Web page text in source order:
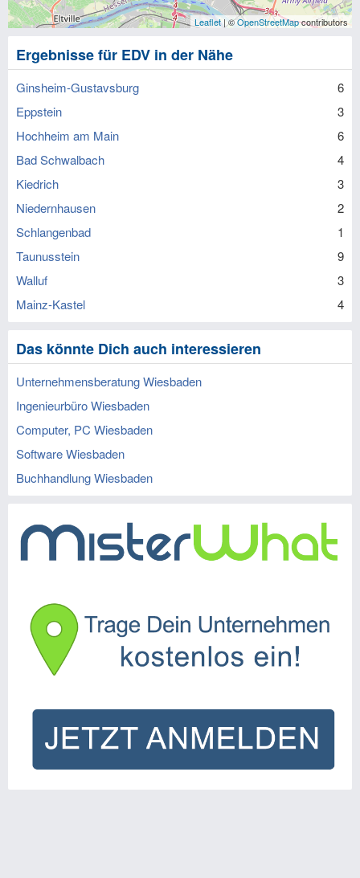
Leaflet| ©OpenStreetMapcontributors
Ergebnisse für EDV in der Nähe
Ginsheim-Gustavsburg
6
Eppstein
3
Hochheim am Main
6
Bad Schwalbach
4
Kiedrich
3
Niedernhausen
2
Schlangenbad
1
Taunusstein
9
Walluf
3
Mainz-Kastel
4
Das könnte Dich auch interessieren
Unternehmensberatung Wiesbaden
Ingenieurbüro Wiesbaden
Computer, PC Wiesbaden
Software Wiesbaden
Buchhandlung Wiesbaden